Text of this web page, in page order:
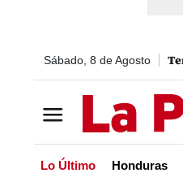
Sábado, 8 de Agosto
Lo Último Honduras